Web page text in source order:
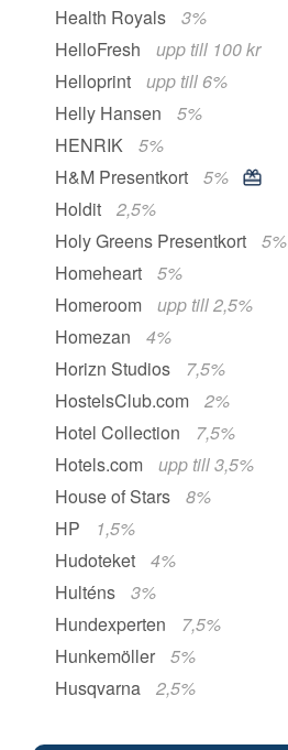
Health Royals
3%
HelloFresh
upp till 100 kr
Helloprint
upp till 6%
Helly Hansen
5%
HENRIK
5%
H&M Presentkort
5%
Holdit
2,5%
Holy Greens Presentkort
5%
Homeheart
5%
Homeroom
upp till 2,5%
Homezan
4%
Horizn Studios
7,5%
HostelsClub.com
2%
Hotel Collection
7,5%
Hotels.com
upp till 3,5%
House of Stars
8%
HP
1,5%
Hudoteket
4%
Hulténs
3%
Hundexperten
7,5%
Hunkemöller
5%
Husqvarna
2,5%